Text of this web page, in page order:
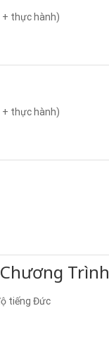
+ thực hành)
+ thực hành)
Trình
tiếng Đức